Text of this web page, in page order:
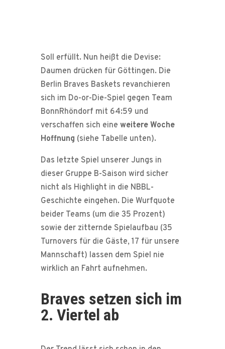
Soll erfüllt. Nun heißt die Devise:
Daumen drücken für Göttingen. Die
Berlin Braves Baskets revanchieren
sich im Do-or-Die-Spiel gegen Team
BonnRhöndorf mit 64:59 und
verschaffen sich eine weitere Woche
Hoffnung (siehe Tabelle unten).
Das letzte Spiel unserer Jungs in
dieser Gruppe B-Saison wird sicher
nicht als Highlight in die NBBL-
Geschichte eingehen. Die Wurfquote
beider Teams (um die 35 Prozent)
sowie der zitternde Spielaufbau (35
Turnovers für die Gäste, 17 für unsere
Mannschaft) lassen dem Spiel nie
wirklich an Fahrt aufnehmen.
Braves setzen sich im
2. Viertel ab